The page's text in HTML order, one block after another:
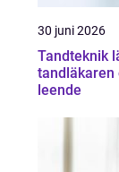
30 juni 2026
Tandteknik länken mellan
tandläkaren
leende